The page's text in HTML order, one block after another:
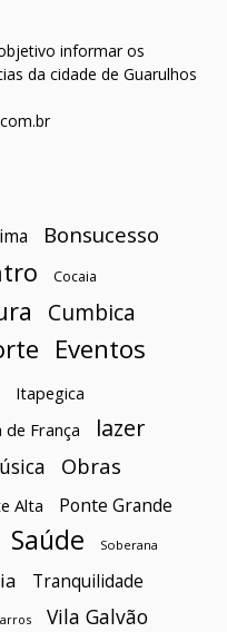
informar os
da cidade de Guarulhos
Bonsucesso
Cocaia
Cumbica
Eventos
Itapegica
de França
lazer
Obras
Alta Ponte Grande
Saúde Soberana
Tranquilidade
Vila Galvão